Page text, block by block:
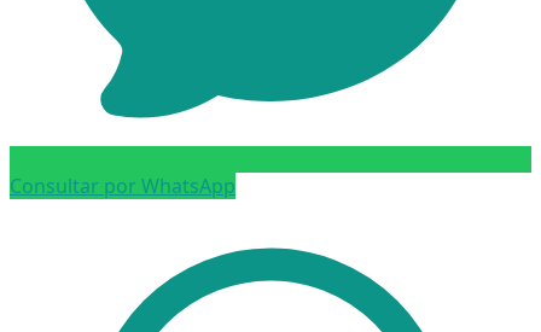
Consultar por WhatsApp